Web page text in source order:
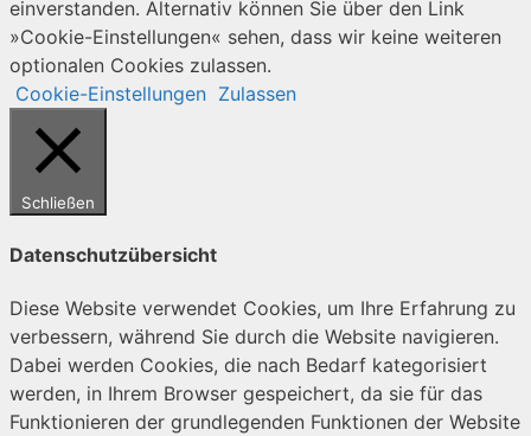
einverstanden. Alternativ können Sie über den Link
»Cookie-Einstellungen« sehen, dass wir keine weiteren
optionalen Cookies zulassen.
Cookie-Einstellungen Zulassen
Schließen
Datenschutzübersicht
Diese Website verwendet Cookies, um Ihre Erfahrung zu
verbessern, während Sie durch die Website navigieren.
Dabei werden Cookies, die nach Bedarf kategorisiert
werden, in Ihrem Browser gespeichert, da sie für das
Funktionieren der grundlegenden Funktionen der Website